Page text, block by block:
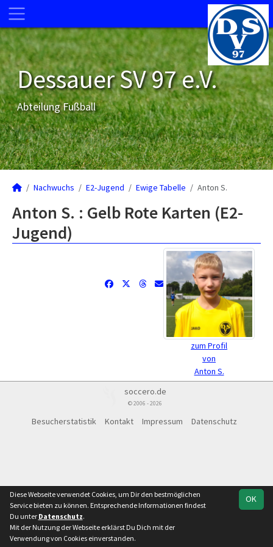
Dessauer SV 97 e.V.
Abteilung Fußball
Nachwuchs E2-Jugend Ewige Tabelle Anton S.
Anton S. : Gelb Rote Karten (E2-
Jugend)
zum Profil
von
Anton S.
soccero.de
© 2006 - 2026
Besucherstatistik Kontakt Impressum Datenschutz
OK
Diese Webseite verwendet Cookies, um Dir den bestmöglichen
Service bieten zu können. Entsprechende Informationen findest
Du unter Datenschutz.
Mit der Nutzung der Webseite erklärst Du Dich mit der
Verwendung von Cookies einverstanden.